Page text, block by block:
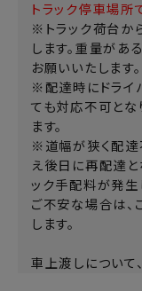
トラック停車場所
※トラック荷台か
します。重量があ
お願いいたします。
※配達時にドライ
ても対応不可とな
ます。
※道幅が狭く配達
え後日に再配達と
ック手配料が発生
ご不安な場合は、
します。
車上渡しについて